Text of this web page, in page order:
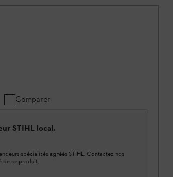
Comparer
STIHL local.
spécialisés agréés STIHL. Contactez nos
de ce produit.